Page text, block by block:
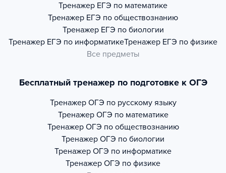
Тренажер ЕГЭ по математике
Тренажер ЕГЭ по обществознанию
Тренажер ЕГЭ по биологии
Тренажер ЕГЭ по информатикеТренажер ЕГЭ по физике
Все предметы
Бесплатный тренажер по подготовке к ОГЭ
Тренажер ОГЭ по русскому языку
Тренажер ОГЭ по математике
Тренажер ОГЭ по обществознанию
Тренажер ОГЭ по биологии
Тренажер ОГЭ по информатике
Тренажер ОГЭ по физике